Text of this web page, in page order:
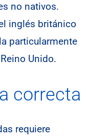
no nativos.
inglés británico
particularmente
Unido.
correcta
requiere